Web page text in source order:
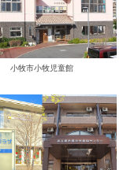
小牧市小牧児童館